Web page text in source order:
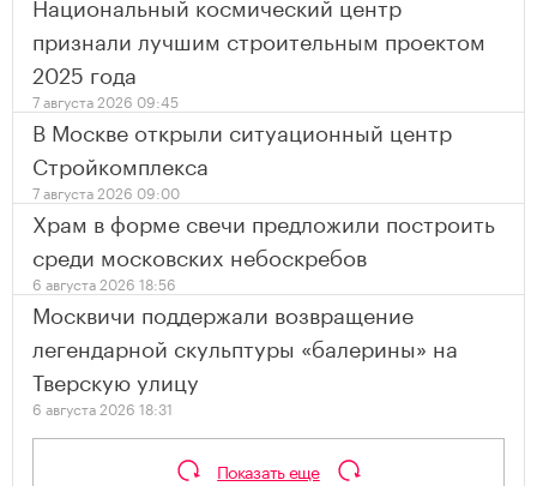
признали лучшим строительным проектом
2025 года
7 августа 2026 09:45
В Москве открыли ситуационный центр
Стройкомплекса
7 августа 2026 09:00
Храм в форме свечи предложили построить
среди московских небоскребов
6 августа 2026 18:56
Москвичи поддержали возвращение
легендарной скульптуры «балерины» на
Тверскую улицу
6 августа 2026 18:31
Показать еще